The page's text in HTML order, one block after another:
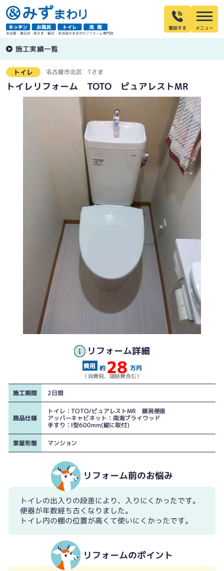
名古屋・春日井・長久手・稲沢・多治見の水まわりリフォーム専門店
電話する
施工実績一覧
トイレ 名古屋市北区 Tさま
トイレリフォーム TOTO ピュアレストMR
リフォーム詳細
約 28 万円
（消費税、諸経費含む）
施工期間 2日間
商品仕様
トイレ：TOTO/ピュアレストMR 暖房便座
アッパーキャビネット：南海プライウッド
手すり：Ⅰ型600mm(縦に取付)
家屋形態 マンション
リフォーム前のお悩み
トイレの出入りの段差により、入りにくかったです。
便器が年数経ち古くなりました。
トイレ内の棚の位置が高くて使いにくかったです。
リフォームのポイント
普通便座を暖房便座にしました。